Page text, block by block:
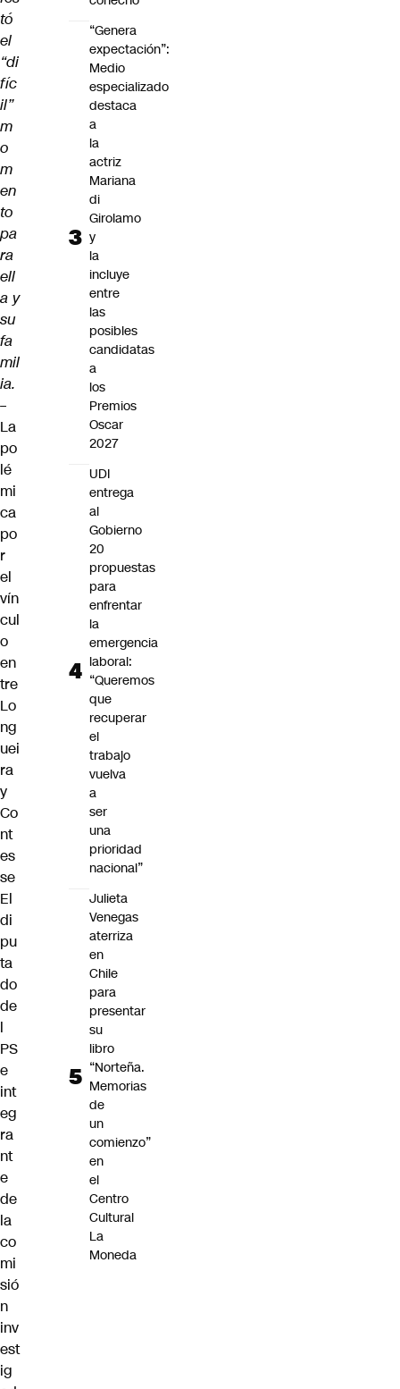
tó
el
“di
fíc
il”
m
o
m
en
to
pa
ra
ell
a y
su
fa
mil
ia.
–
La
po
lé
mi
ca
po
r
el
vín
cul
o
en
tre
Lo
ng
uei
ra
y
Co
nt
es
se
El
di
pu
ta
do
de
l
PS
e
int
eg
ra
nt
e
de
la
co
mi
sió
n
inv
est
ig
“Genera
expectación”:
Medio
especializado
destaca
a
la
actriz
Mariana
di
Girolamo
y
la
incluye
entre
las
posibles
candidatas
a
los
Premios
Oscar
2027
UDI
entrega
al
Gobierno
20
propuestas
para
enfrentar
la
emergencia
laboral:
“Queremos
que
recuperar
el
trabajo
vuelva
a
ser
una
prioridad
nacional”
Julieta
Venegas
aterriza
en
Chile
para
presentar
su
libro
“Norteña.
Memorias
de
un
comienzo”
en
el
Centro
Cultural
La
Moneda